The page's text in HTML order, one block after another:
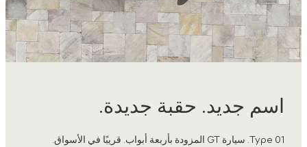
اسم جديد. حقبة جديدة.
Type 01. سيارة GT المزودة بأربعة أبواب. قريبًا في الأسواق.